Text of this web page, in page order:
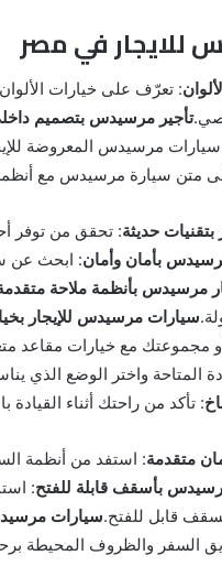
للايجار في مصر
: تعرّف على خيارات
تأجير مرسيدس بتصميم
سيارات مرسيدس المعروضة
متن سيارة مرسيدس مع
حديثة: تحقق من توفر
بأمان وأمان: ابحث عن
مرسيدس بأنظمة ملاحة
سيارات مرسيدس للإيجار
مجموعتك مع خيارات مقاعد
المتاحة واختر الوضع الذي
: تأكد من راحتك أثناء
متقدمة: استفد من أنظمة
بأسقف قابلة للفتح:
قابل للفتح.سيارات
السفر والظروف المحيطة